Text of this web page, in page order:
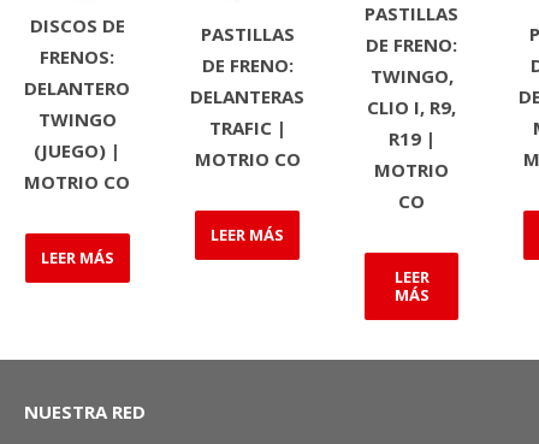
DISCOS DE
FRENOS:
DELANTERO
TWINGO
(JUEGO) |
MOTRIO CO
LEER MÁS
PASTILLAS
DE FRENO:
DELANTERAS
TRAFIC |
MOTRIO CO
LEER MÁS
PASTILLAS
DE FRENO:
TWINGO,
CLIO I, R9,
R19 |
MOTRIO
CO
LEER
MÁS
NUESTRA RED